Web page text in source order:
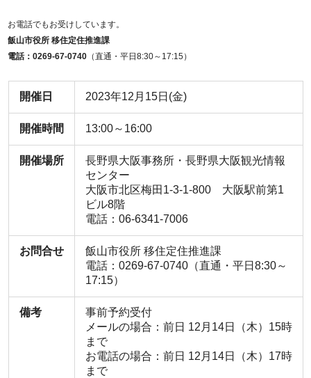
お電話でもお受けしています。
飯山市役所 移住定住推進課
電話：0269-67-0740 （直通・平日8:30～17:15）
開催日 2023年12月15日(金)
開催時間 13:00～16:00
開催場所
長野県大阪事務所・長野県大阪観光情報
センター
大阪市北区梅田1-3-1-800 大阪駅前第1
ビル8階
電話：06-6341-7006
お問合せ
飯山市役所 移住定住推進課
電話：0269-67-0740（直通・平日8:30～
17:15）
備考
事前予約受付
メールの場合：前日 12月14日（木）15時
まで
お電話の場合：前日 12月14日（木）17時
まで